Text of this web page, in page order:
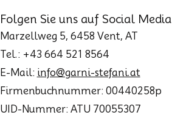
Folgen Sie uns auf Social Media
Marzellweg 5, 6458 Vent, AT
Tel.: +43 664 521 8564
E-Mail: info@garni-stefani.at
Firmenbuchnummer: 00440258p
UID-Nummer: ATU 70055307